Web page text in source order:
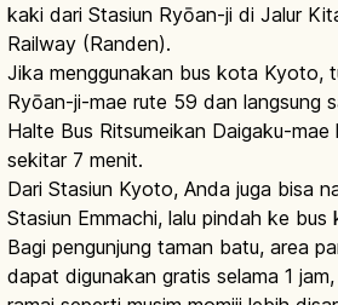
kaki dari Stasiun Ryōan-ji di Jalur
Railway (Randen).
Jika menggunakan bus kota Kyoto,
Ryōan-ji-mae rute 59 dan langsung
Halte Bus Ritsumeikan Daigaku-mae
sekitar 7 menit.
Dari Stasiun Kyoto, Anda juga bisa
Stasiun Emmachi, lalu pindah ke bus
Bagi pengunjung taman batu, area
dapat digunakan gratis selama 1